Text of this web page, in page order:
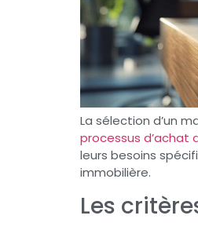
La sélection d’un
processus d’achat
leurs besoins
immobilière.
Les